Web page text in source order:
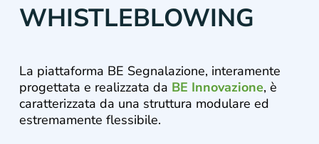
WHISTLEBLOWING
La piattaforma BE Segnalazione, interamente
progettata e realizzata da BE Innovazione, è
caratterizzata da una struttura modulare ed
estremamente flessibile.